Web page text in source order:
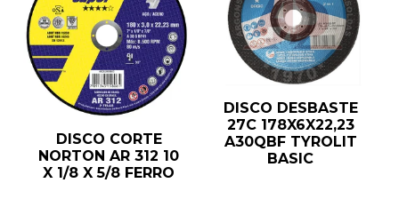
DISCO CORTE
NORTON AR 312 10
X 1/8 X 5/8 FERRO
DISCO DESBASTE
27C 178X6X22,23
A30QBF TYROLIT
BASIC